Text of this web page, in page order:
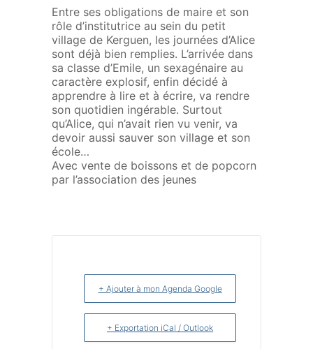
Entre ses obligations de maire et son
rôle d’institutrice au sein du petit
village de Kerguen, les journées d’Alice
sont déjà bien remplies. L’arrivée dans
sa classe d’Emile, un sexagénaire au
caractère explosif, enfin décidé à
apprendre à lire et à écrire, va rendre
son quotidien ingérable. Surtout
qu’Alice, qui n’avait rien vu venir, va
devoir aussi sauver son village et son
école…
Avec vente de boissons et de popcorn
par l’association des jeunes
+ Ajouter à mon Agenda Google
+ Exportation iCal / Outlook